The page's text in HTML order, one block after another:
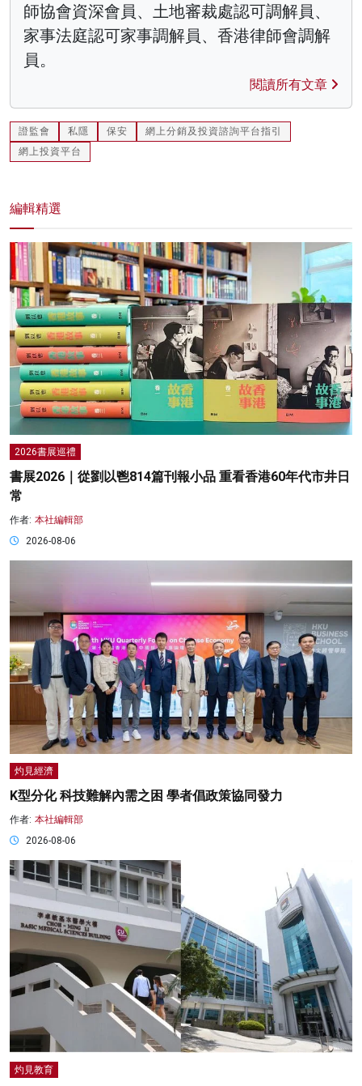
師協會資深會員、土地審裁處認可調解員、
家事法庭認可家事調解員、香港律師會調解
員。
閱讀所有文章
證監會 私隱 保安
網上分銷及投資諮詢平台指引
網上投資平台
編輯精選
2026書展巡禮
書展2026｜從劉以鬯814篇刊報小品 重看香港60年代市井日
常
作者: 本社編輯部
2026-08-06
灼見經濟
K型分化 科技難解內需之困 學者倡政策協同發力
作者: 本社編輯部
2026-08-06
灼見教育